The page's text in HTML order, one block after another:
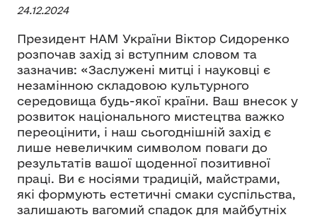
24.12.2024
Президент НАМ України Віктор Сидоренко
розпочав захід зі вступним словом та
зазначив: «Заслужені митці і науковці є
незамінною складовою культурного
середовища будь-якої країни. Ваш внесок у
розвиток національного мистецтва важко
переоцінити, і наш сьогоднішній захід є
лише невеличким символом поваги до
результатів вашої щоденної позитивної
праці. Ви є носіями традицій, майстрами,
які формують естетичні смаки суспільства,
залишають вагомий спадок для майбутніх